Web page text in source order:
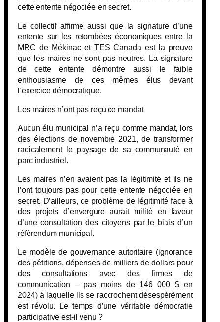
cette entente négociée en secret.
Le collectif affirme aussi que la signature d’une
entente sur les retombées économiques entre la
MRC de Mékinac et TES Canada est la preuve
que les maires ne sont pas neutres. La signature
de cette entente démontre aussi le faible
enthousiasme de ces mêmes élus devant
l’exercice démocratique.
Les maires n’ont pas reçu ce mandat
Aucun élu municipal n’a reçu comme mandat, lors
des élections de novembre 2021, de transformer
radicalement le paysage de sa communauté en
parc industriel.
Les maires n’en avaient pas la légitimité et ils ne
l’ont toujours pas pour cette entente négociée en
secret. D’ailleurs, ce problème de légitimité face à
des projets d’envergure aurait milité en faveur
d’une consultation des citoyens par le biais d’un
référendum municipal.
Le modèle de gouvernance autoritaire (ignorance
des pétitions, dépenses de milliers de dollars pour
des consultations avec des firmes de
communication – pas moins de 146 000 $ en
2024) à laquelle ils se raccrochent désespérément
est révolu. Le temps d’une véritable démocratie
participative est-il venu ?